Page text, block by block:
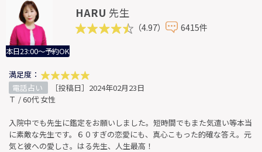
本日23:00～予約OK
HARU 先生
（4.97） 6415件
満足度：
電話占い
［投稿日］2024年02月23日
Ｔ / 60代 女性
入院中でも先生に鑑定をお願いしました。短時間でもまた気遣い等本当
に素敵な先生です。６０すぎの恋愛にも、真心こもった的確な答え。元
気と彼への愛しさ。はる先生、人生最高！